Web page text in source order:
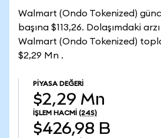
Walmart (Ondo Tokenized)
başına $113,26. Dolaşımdaki
Walmart (Ondo Tokenized)
$2,29 Mn .
PIYASA DEĞERI
$2,29 Mn
İŞLEM HACMI (24S)
$426,98 B